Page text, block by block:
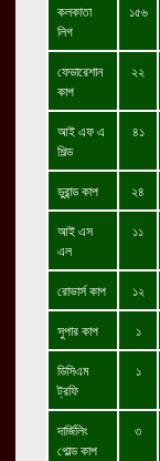
কলকাতা
লিগ
১৫৬
ফেডারেশান
কাপ
২২
আই এফ এ
শিল্ড
৪১
ডুরান্ড কাপ ২৪
আই এস
এল
১১
রোভার্স কাপ ১২
সুপার কাপ ১
ডিসিএম
ট্রফি
১
দার্জিলিং
গোল্ড কাপ
৩